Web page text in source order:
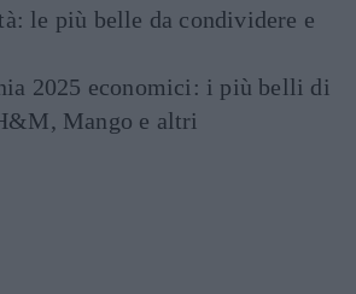
le più belle da condividere e
2025 economici: i più belli di
Mango e altri